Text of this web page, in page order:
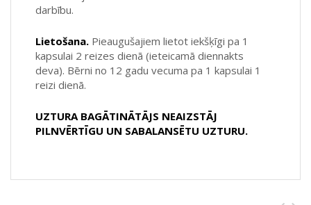
darbību.
Lietošana. Pieaugušajiem lietot iekšķīgi pa 1
kapsulai 2 reizes dienā (ieteicamā diennakts
deva). Bērni no 12 gadu vecuma pa 1 kapsulai 1
reizi dienā.
UZTURA BAGĀTINĀTĀJS NEAIZSTĀJ
PILNVĒRTĪGU UN SABALANSĒTU UZTURU.